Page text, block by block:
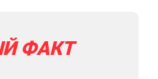
ФАКТ